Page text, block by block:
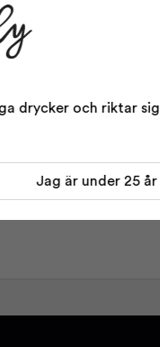
drycker och riktar sig
Jag är under 25 år